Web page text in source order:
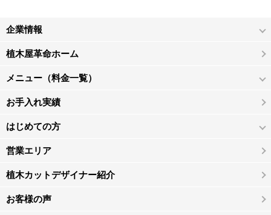
企業情報
植木屋革命ホーム
メニュー（料金一覧）
お手入れ実績
はじめての方
営業エリア
植木カットデザイナー紹介
お客様の声